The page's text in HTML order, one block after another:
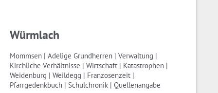
Würmlach
Mommsen | Adelige Grundherren | Verwaltung |
Kirchliche Verhältnisse | Wirtschaft | Katastrophen |
Weidenburg | Weildegg | Franzosenzeit |
Pfarrgedenkbuch | Schulchronik | Quellenangabe